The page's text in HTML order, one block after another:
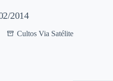
2014
Cultos Via Satélite